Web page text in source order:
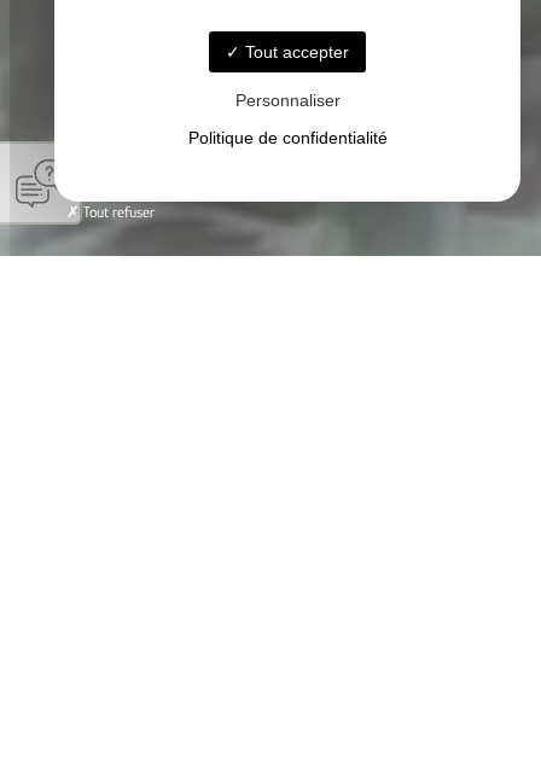
Tout accepter
Personnaliser
Politique de confidentialité
Tout refuser